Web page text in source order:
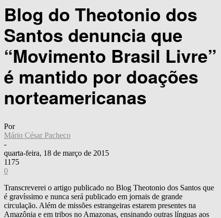
Blog do Theotonio dos
Santos denuncia que
“Movimento Brasil Livre”
é mantido por doações
norteamericanas
Por
Mário César Pacheco
-
quarta-feira, 18 de março de 2015
1175
0
Transcreverei o artigo publicado no Blog Theotonio dos Santos que
é gravíssimo e nunca será publicado em jornais de grande
circulação. Além de missões estrangeiras estarem presentes na
Amazônia e em tribos no Amazonas, ensinando outras línguas aos